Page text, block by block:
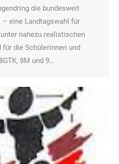
die bundesweit
– eine Landtagswahl für
nahezu realistischen
für die Schülerinnen und
8M und 9…